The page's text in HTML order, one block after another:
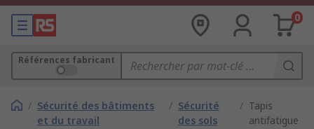
0
Références fabricant
/ Sécurité des bâtiments
et du travail
/ Sécurité
des sols
/ Tapis
antifatigue